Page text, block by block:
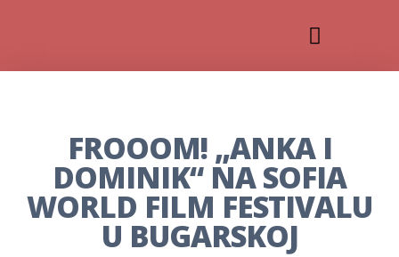
FROOOM! „ANKA I
DOMINIK“ NA SOFIA
WORLD FILM FESTIVALU
U BUGARSKOJ